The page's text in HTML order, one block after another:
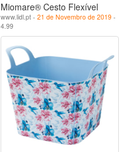
Miomare® Cesto Flexível
www.lidl.pt - 21 de Novembro de 2019 -
4.99